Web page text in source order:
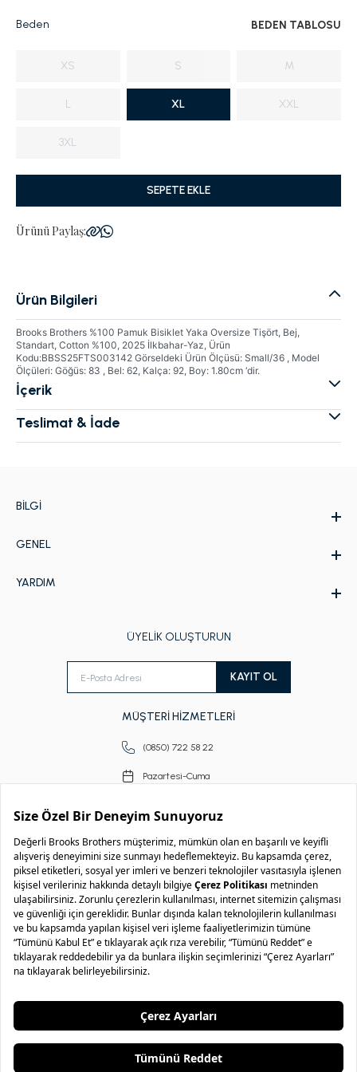
Beden BEDEN TABLOSU
XS S M
L XL XXL
3XL
SEPETE EKLE
Ürünü Paylaş:
Ürün Bilgileri
Brooks Brothers %100 Pamuk Bisiklet Yaka Oversize Tişört, Bej,
Standart, Cotton %100, 2025 İlkbahar-Yaz, Ürün
Kodu:BBSS25FTS003142 Görseldeki Ürün Ölçüsü: Small/36 , Model
Ölçüleri: Göğüs: 83 , Bel: 62, Kalça: 92, Boy: 1.80cm ‘dir.
İçerik
Teslimat & İade
BILGI
Hakkımızda
İletişim
GENEL
Kampanyalar
YARDIM
Kargo ve Teslimat
İade ve Değişim Şartları
ÜYELİK OLUŞTURUN
KAYIT OL
MÜŞTERİ HİZMETLERİ
(0850) 722 58 22
Pazartesi-Cuma